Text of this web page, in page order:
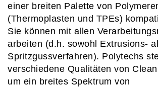
einer breiten Palette von
(Thermoplasten und TPEs)
Sie können mit allen
arbeiten (d.h. sowohl Extrusions-
Spritzgussverfahren). Polytechs
verschiedene Qualitäten von
um ein breites Spektrum von